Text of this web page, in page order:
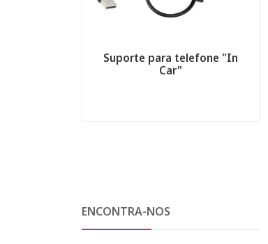
Suporte para telefone "In
Car"
ENCONTRA-NOS